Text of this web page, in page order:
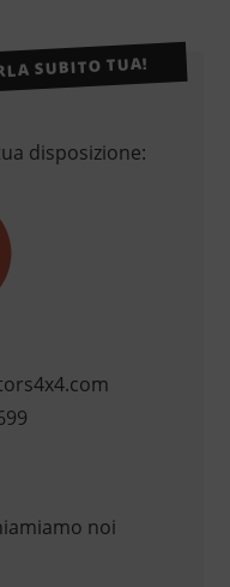
SUBITO TUA!
disposizione:
noi